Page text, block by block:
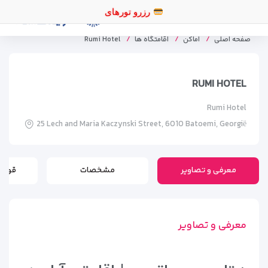
صفحه اصلی اماکن اقامتگاه ها Rumi Hotel
RUMI HOTEL
Rumi Hotel
25 Lech and Maria Kaczynski Street, 6010 Batoemi, Georgië
معرفی و تصاویر مشخصات
معرفی و تصاویر